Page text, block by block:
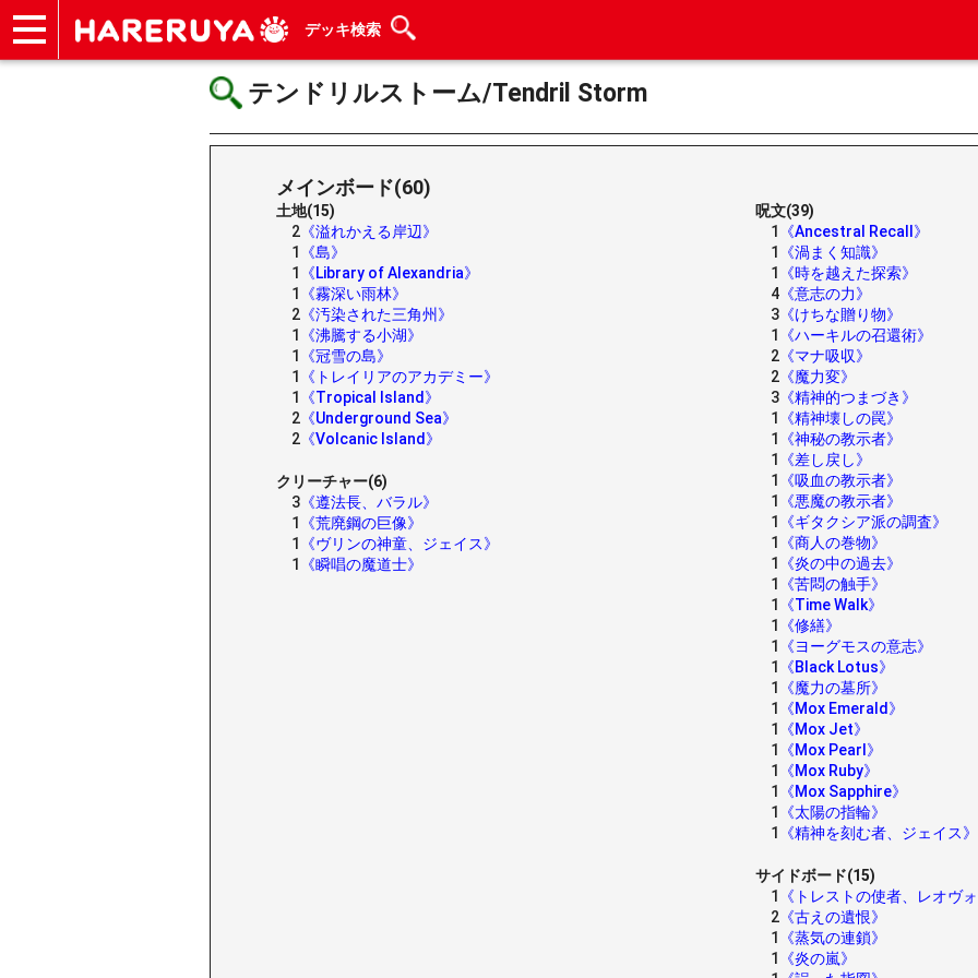
デッキ検索
テンドリルストーム/Tendril Storm
メインボード(60)
土地(15)
2 《溢れかえる岸辺》
1
《島》
1
《Library of Alexandria》
1
《霧深い雨林》
2 《汚染された三角州》
1
《沸騰する小湖》
1
《冠雪の島》
1
《トレイリアのアカデミー》
1
《Tropical Island》
2 《Underground Sea》
2 《Volcanic Island》
クリーチャー(6)
3 《遵法長、バラル》
1
《荒廃鋼の巨像》
1
《ヴリンの神童、ジェイス》
1
《瞬唱の魔道士》
呪文(39)
1
《Ancestral Recall》
1
《渦まく知識》
1
《時を越えた探索》
4 《意志の力》
3 《けちな贈り物》
1
《ハーキルの召還術》
2 《マナ吸収》
2 《魔力変》
3 《精神的つまづき》
1
《精神壊しの罠》
1
《神秘の教示者》
1
《差し戻し》
1
《吸血の教示者》
1
《悪魔の教示者》
1
《ギタクシア派の調査》
1
《商人の巻物》
1
《炎の中の過去》
1
《苦悶の触手》
1
《Time Walk》
1
《修繕》
1
《ヨーグモスの意志》
1
《Black Lotus》
1
《魔力の墓所》
1
《Mox Emerald》
1
《Mox Jet》
1
《Mox Pearl》
1
《Mox Ruby》
1
《Mox Sapphire》
1
《太陽の指輪》
1
《精神を刻む者、ジェイス》
サイドボード(15)
1
《トレストの使者、レオヴ
2 《古えの遺恨》
1
《蒸気の連鎖》
1
《炎の嵐》